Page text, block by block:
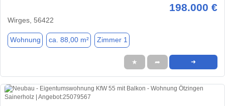
198.000 €
Wirges, 56422
Wohnung ca. 88,00 m² Zimmer 1
★ ➦ ➜